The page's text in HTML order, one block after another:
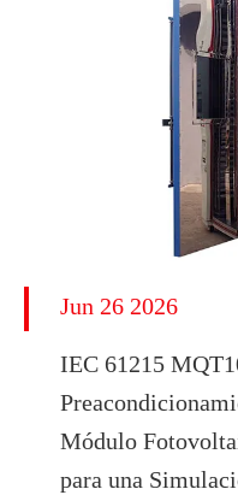
Jun 26 2026
IEC 61215
Módulo
para una